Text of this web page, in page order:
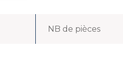
NB de pièces